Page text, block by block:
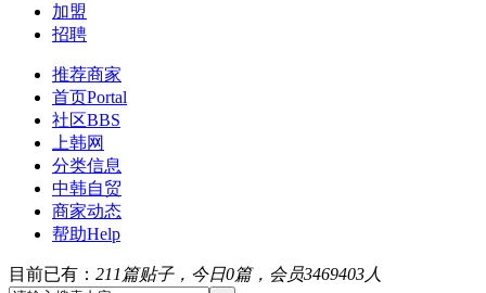
加盟
招聘
推荐商家
首页Portal
社区BBS
上韩网
分类信息
中韩自贸
商家动态
帮助Help
目前已有： 211篇贴子，今日0篇，会员3469403人